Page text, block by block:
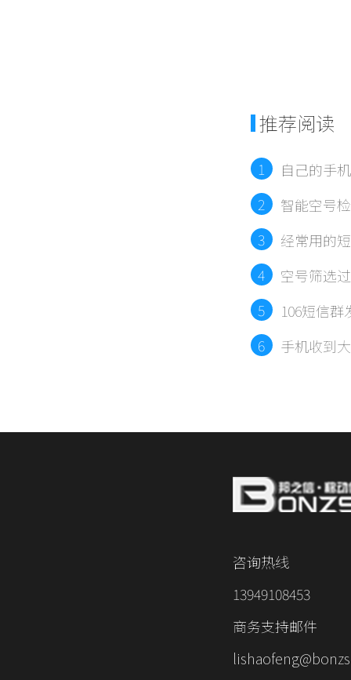
推荐阅读
1
自己的手
2
智能空号
3
经常用的
4
空号筛选
5
106短信
6
手机收到
咨询热线
13949108453
商务支持邮件